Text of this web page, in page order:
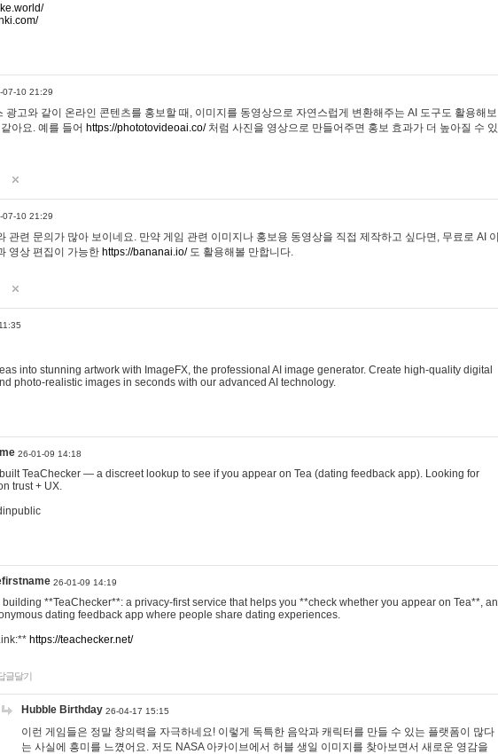
07-10 21:29
광고와 같이 온라인 콘텐츠를 홍보할 때, 이미지를 동영상으로 자연스럽게 변환해주는 AI 도구도 활용해보
아요. 예를 들어 https://phototovideoai.co/처럼 사진을 영상으로 만들어주면 홍보 효과가 더 높아질 수 있
07-10 21:29
관련 문의가 많아 보이네요. 만약 게임 관련 이미지나 홍보용 동영상을 직접 제작하고 싶다면, 무료로 AI 이
영상 편집이 가능한 https://bananai.io/도 활용해볼 만합니다.
into stunning artwork with ImageFX, the professional AI image generator. Create high-quality digital
photo-realistic images in seconds with our advanced AI technology.
26-01-09 14:18
TeaChecker — a discreet lookup to see if you appear on Tea (dating feedback app). Looking for
trust + UX.
26-01-09 14:19
building **TeaChecker**: a privacy-first service that helps you **check whether you appear on Tea**, an
dating feedback app where people share dating experiences.
https://teachecker.net/
글달기
Hubble Birthday 26-04-17 15:15
이런 게임들은 정말 창의력을 자극하네요! 이렇게 독특한 음악과 캐릭터를 만들 수 있는 플랫폼이 많다
는 사실에 흥미를 느꼈어요. 저도 NASA 아카이브에서 허블 생일 이미지를 찾아보면서 새로운 영감을